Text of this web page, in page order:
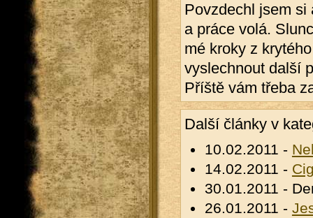
Povzdechl jsem si
a práce volá.
mé kroky z
vyslechnout další
Příště vám třeba
Další články v
10.02.2011 -
14.02.2011 -
30.01.2011 -
26.01.2011 -